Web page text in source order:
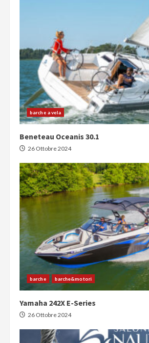
barche a vela
Beneteau Oceanis 30.1
26 Ottobre 2024
barche barche&motori
Yamaha 242X E-Series
26 Ottobre 2024